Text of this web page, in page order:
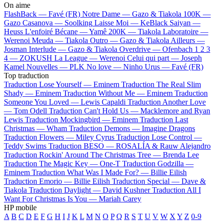
On aime
FlashBack — Favé (FR) Notre Dame — Gazo & Tiakola 100K —
Gazo Casanova — Soolking Laisse Moi — KeBlack Saiyan —
Heuss L'enfoiré Bécane —Yamê 200K — Tiakola Laboratoire —
Werenoi Meuda — Tiakola Outro — Gazo & Tiakola Ailleurs —
Josman Interlude — Gazo & Tiakola Overdrive — Ofenbach 1 2 3
4 — ZOKUSH La League — Werenoi Celui qui part — Joseph
Kamel Nouvelles — PLK No love — Ninho Urus — Favé (FR)
Top traduction
Traduction Lose Yourself — Eminem Traduction The Real Slim
Shady — Eminem Traduction Without Me — Eminem Traduction
Someone You Loved — Lewis Capaldi Traduction Another Love
— Tom Odell Traduction Can't Hold Us — Macklemore and Ryan
Lewis Traduction Mockingbird — Eminem Traduction Last
Christmas — Wham Traduction Demons — Imagine Dragons
Traduction Flowers — Miley Cyrus Traduction Lose Control —
Teddy Swims Traduction BESO — ROSALÍA & Rauw Alejandro
Traduction Rockin' Around The Christmas Tree — Brenda Lee
Traduction The Magic Key — One-T Traduction Godzilla —
Eminem Traduction What Was I Made For? — Billie Eilish
Traduction Emorio — Billie Eilish Traduction Special — Dave &
Tiakola Traduction Daylight — David Kushner Traduction All I
Want For Christmas Is You — Mariah Carey
HP mobile
A B C D E F G H I J K L M N O P Q R S T U V W X Y Z 0-9